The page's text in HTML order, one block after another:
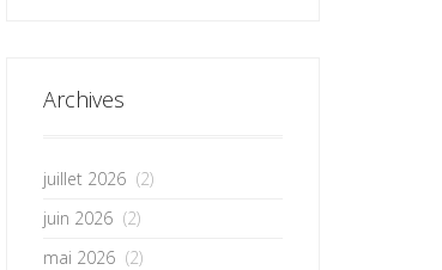
Archives
juillet 2026 (2)
juin 2026 (2)
mai 2026 (2)